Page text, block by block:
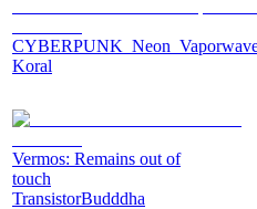
Koral
Vermos: Remains out of
touch
TransistorBudddha